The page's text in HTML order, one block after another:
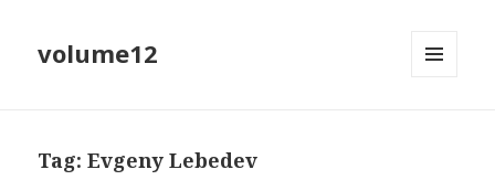
volume12
Tag:Evgeny Lebedev